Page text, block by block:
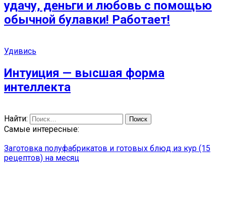
удачу, деньги и любовь с помощью
обычной булавки! Работает!
Удивись
Интуиция — высшая форма
интеллекта
Найти:
Самые интересные:
Заготовка полуфабрикатов и готовых блюд из кур (15
рецептов) на месяц